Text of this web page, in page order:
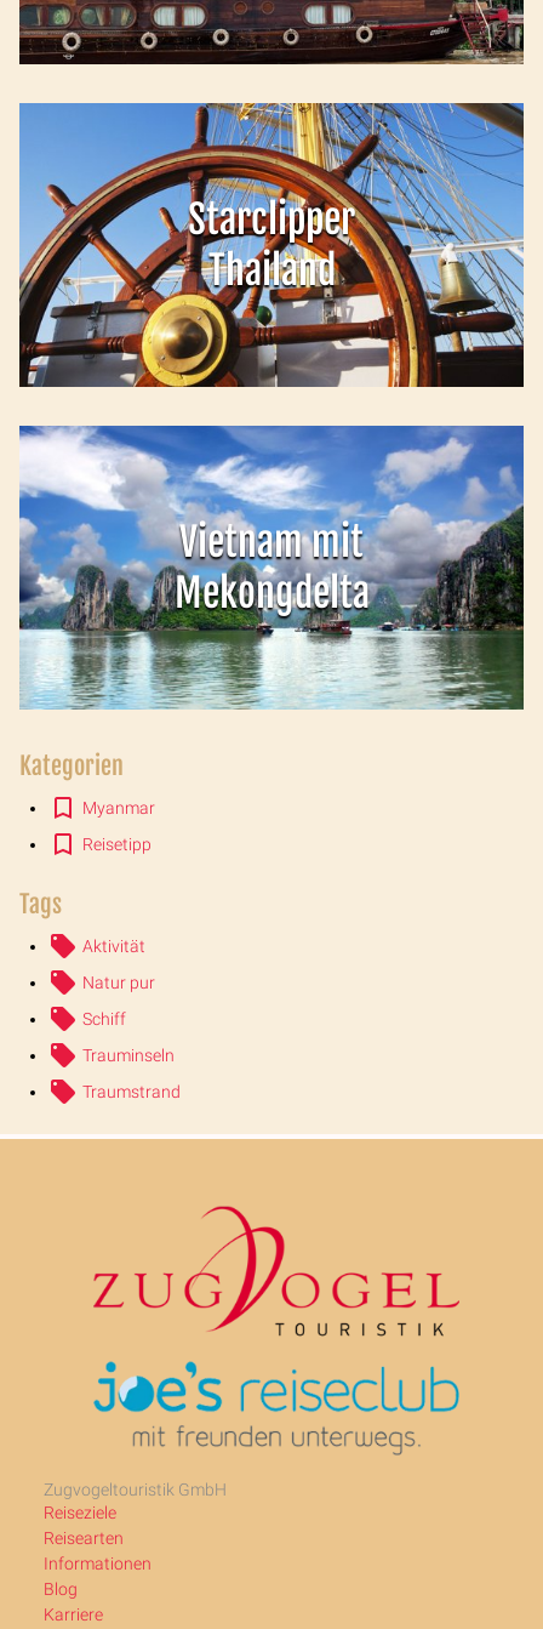
Starclipper
Thailand
Vietnam mit
Mekongdelta
Kategorien
Myanmar
Reisetipp
Tags
Aktivität
Natur pur
Schiff
Trauminseln
Traumstrand
Zugvogeltouristik GmbH
Reiseziele
Reisearten
Informationen
Blog
Karriere